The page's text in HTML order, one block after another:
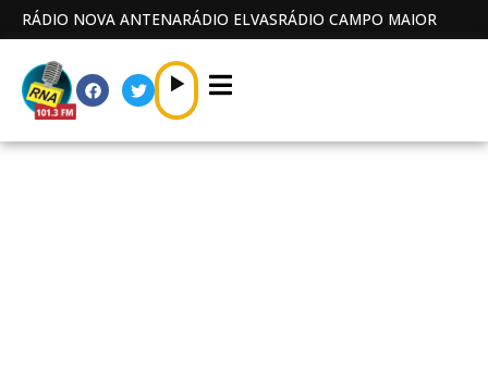
RÁDIO NOVA ANTENARÁDIO ELVASRÁDIO CAMPO MAIOR